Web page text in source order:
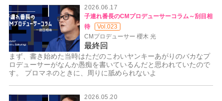
2026.06.17
子連れ番長のCMプロデューサーコラム～刮目相
待
Vol.023
CMプロデューサー 櫻木 光
最終回
まず、書き始めた当時はただのこわいヤンキーあがりのバカなプ
ロデューサーがなんか愚痴を書いているんだと思われていたので
す。 プロマネのときに、周りに舐められないよ
2026.05.20